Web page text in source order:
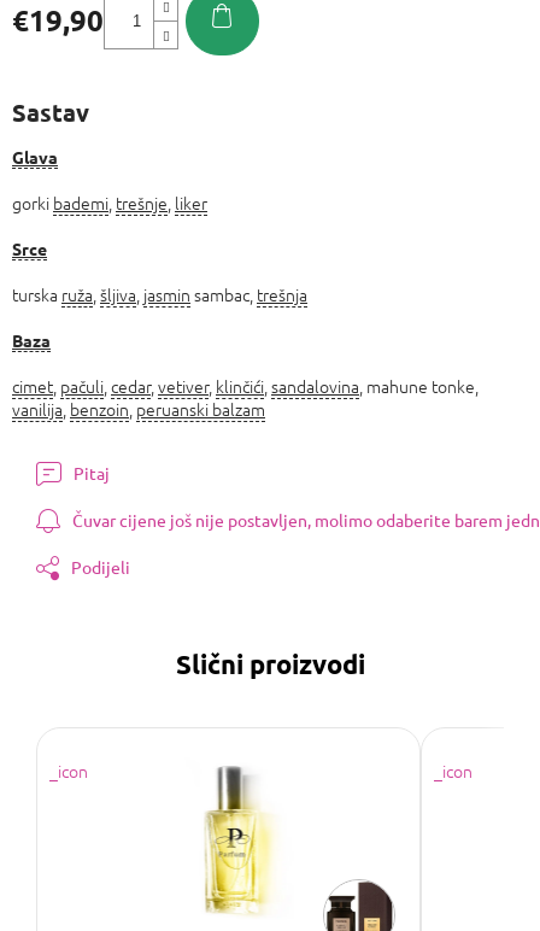
€19,90
Sastav
Glava
gorki bademi trešnje liker
Srce
turska ruža šljiva jasmin sambac, trešnja
Baza
cimet pačuli cedar, vetiver, klinčići sandalovina , mahune tonke,
vanilija benzoin peruanski balzam
Pitaj
Čuvar cijene još nije postavljen, molimo odaberite barem
Podijeli
Slični proizvodi